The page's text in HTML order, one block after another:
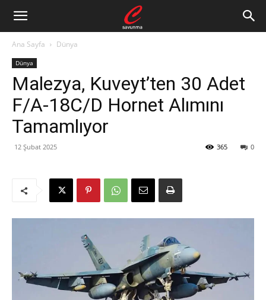
Ana Sayfa Dünya
Dünya
Malezya, Kuveyt’ten 30 Adet
F/A-18C/D Hornet Alımını
Tamamlıyor
12 Şubat 2025 0
365